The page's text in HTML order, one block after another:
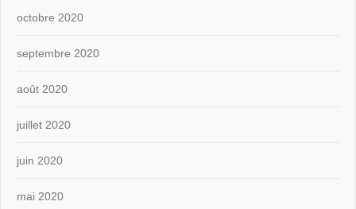
octobre 2020
septembre 2020
août 2020
juillet 2020
juin 2020
mai 2020